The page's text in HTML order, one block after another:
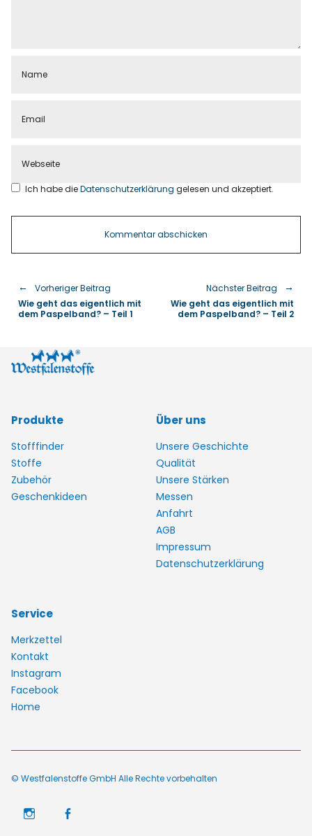
Ich habe dieDatenschutzerklärunggelesen und akzeptiert.
Vorheriger Beitrag
Wie geht das eigentlich mit
dem Paspelband? – Teil 1
Nächster Beitrag
Wie geht das eigentlich mit
dem Paspelband? – Teil 2
Produkte
Stofffinder
Stoffe
Zubehör
Geschenkideen
Über uns
Unsere Geschichte
Qualität
Unsere Stärken
Messen
Anfahrt
AGB
Impressum
Datenschutzerklärung
Service
Merkzettel
Kontakt
Instagram
Facebook
Home
© Westfalenstoffe GmbH Alle Rechte vorbehalten